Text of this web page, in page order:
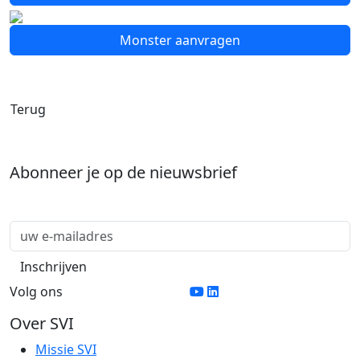
Monster aanvragen
Terug
Abonneer je op de nieuwsbrief
Volg ons
Over SVI
Missie SVI